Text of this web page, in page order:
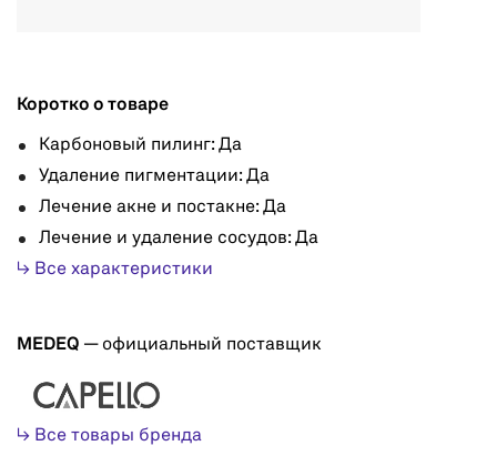
Коротко о товаре
Карбоновый пилинг: Да
Удаление пигментации: Да
Лечение акне и постакне: Да
Лечение и удаление сосудов: Да
↳ Все характеристики
MEDEQ — официальный поставщик
↳ Все товары бренда